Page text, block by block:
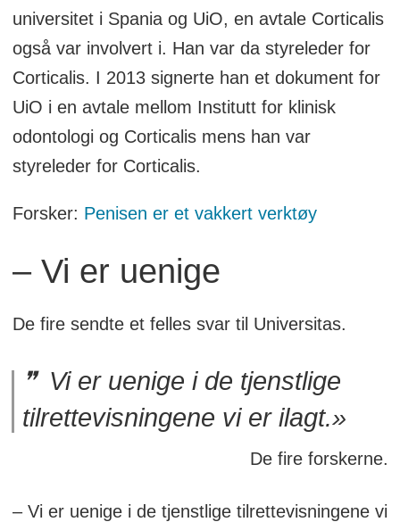
universitet i Spania og UiO, en avtale Corticalis
også var involvert i. Han var da styreleder for
Corticalis. I 2013 signerte han et dokument for
UiO i en avtale mellom Institutt for klinisk
odontologi og Corticalis mens han var
styreleder for Corticalis.
Forsker: Penisen er et vakkert verktøy
– Vi er uenige
De fire sendte et felles svar til Universitas.
Vi er uenige i de tjenstlige
tilrettevisningene vi er ilagt.»
De fire forskerne.
– Vi er uenige i de tjenstlige tilrettevisningene vi